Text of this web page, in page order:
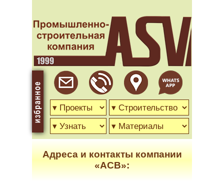
Адреса и контакты компании
«АСВ»: